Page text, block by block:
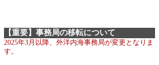
【重要】事務局の移転について
2025年3月以降、外洋内海事務局が変更となりま
す。